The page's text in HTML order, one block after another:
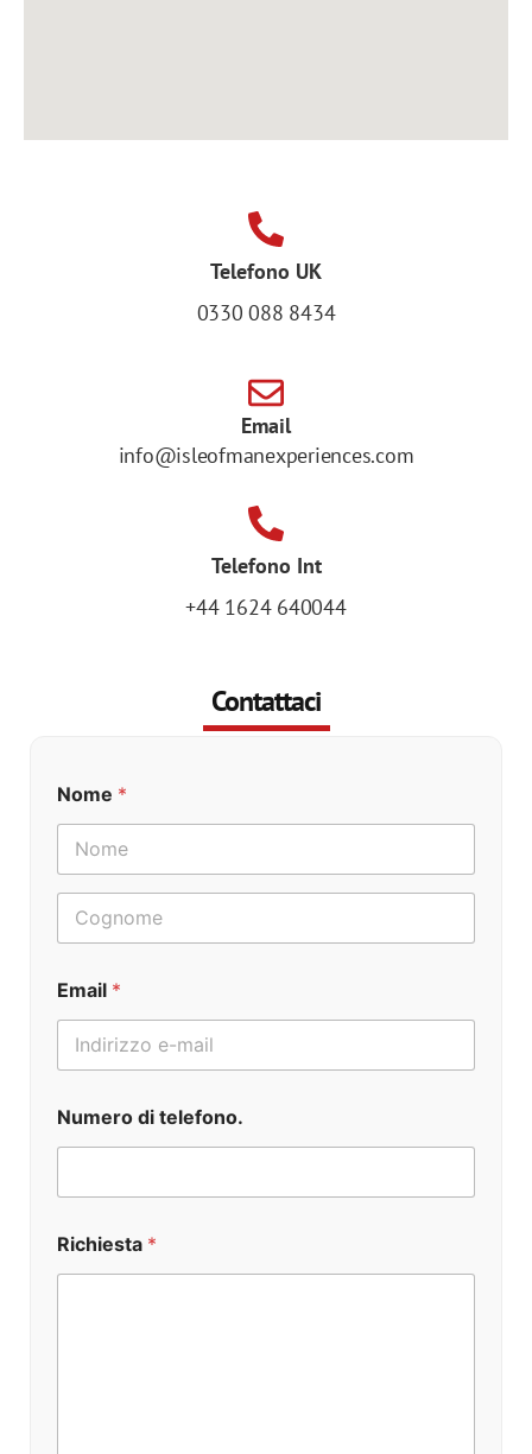
Telefono UK
0330 088 8434
Email
info@isleofmanexperiences.com
Telefono Int
+44 1624 640044
Contattaci
u
m
o
e
r
o
u
e
Nome *
Email *
Numero di telefono.
Richiesta *